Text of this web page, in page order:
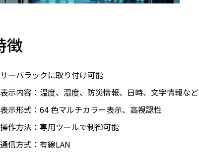
徴
サーバラックに取り付け可能
表示内容：温度、湿度、防災情報、日時、文字情報など
表示形式：64 色マルチカラー表示、高視認性
操作方法：専用ツールで制御可能
通信方式：有線LAN